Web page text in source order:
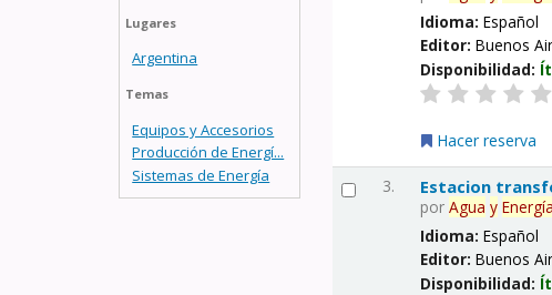
Lugares
Argentina
Temas
Equipos y Accesorios
Producción de Energí...
Sistemas de Energía
Idioma:Español
Editor:Buenos
Disponibilidad:
Hacer reserva
3. Estacion
porAgua y Energía
Idioma:Español
Editor:Buenos
Disponibilidad: